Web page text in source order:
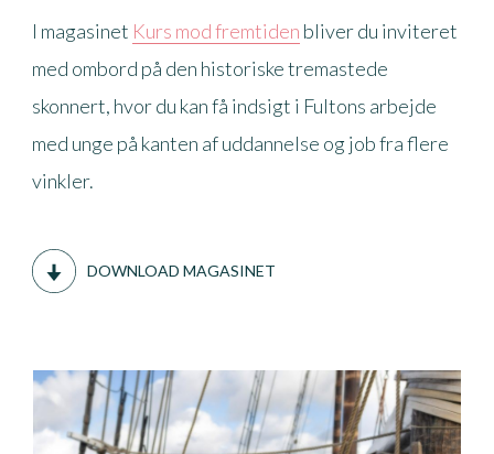
I magasinet Kurs mod fremtiden bliver du inviteret
med ombord på den historiske tremastede
skonnert, hvor du kan få indsigt i Fultons arbejde
med unge på kanten af uddannelse og job fra flere
vinkler.
DOWNLOAD MAGASINET